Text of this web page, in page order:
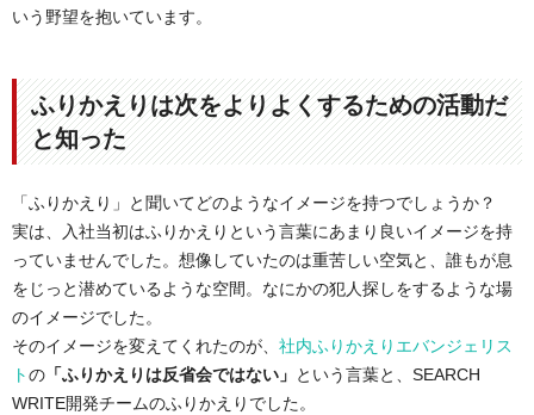
いう野望を抱いています。
ふりかえりは次をよりよくするための活動だ
と知った
「ふりかえり」と聞いてどのようなイメージを持つでしょうか？
実は、入社当初はふりかえりという言葉にあまり良いイメージを持
っていませんでした。想像していたのは重苦しい空気と、誰もが息
をじっと潜めているような空間。なにかの犯人探しをするような場
のイメージでした。
そのイメージを変えてくれたのが、 社内ふりかえりエバンジェリス
トの 「ふりかえりは反省会ではない」 という言葉と、SEARCH
WRITE開発チームのふりかえりでした。